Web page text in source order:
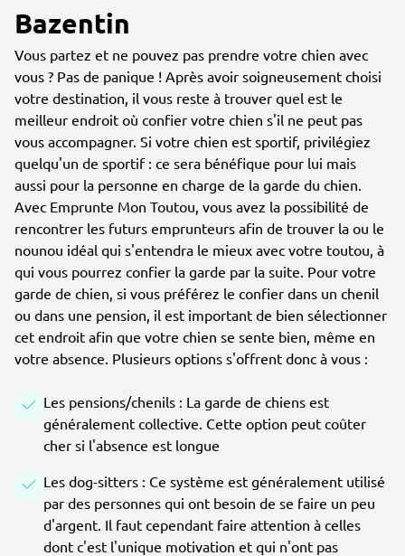
Bazentin
Vous partez et ne pouvez pas prendre votre chien avec
vous ? Pas de panique ! Après avoir soigneusement choisi
votre destination, il vous reste à trouver quel est le
meilleur endroit où confier votre chien s'il ne peut pas
vous accompagner. Si votre chien est sportif, privilégiez
quelqu'un de sportif : ce sera bénéfique pour lui mais
aussi pour la personne en charge de la garde du chien.
Avec Emprunte Mon Toutou, vous avez la possibilité de
rencontrer les futurs emprunteurs afin de trouver la ou le
nounou idéal qui s'entendra le mieux avec votre toutou, à
qui vous pourrez confier la garde par la suite. Pour votre
garde de chien, si vous préférez le confier dans un chenil
ou dans une pension, il est important de bien sélectionner
cet endroit afin que votre chien se sente bien, même en
votre absence. Plusieurs options s'offrent donc à vous :
Les pensions/chenils : La garde de chiens est
généralement collective. Cette option peut coûter
cher si l'absence est longue
Les dog-sitters : Ce système est généralement utilisé
par des personnes qui ont besoin de se faire un peu
d'argent. Il faut cependant faire attention à celles
dont c'est l'unique motivation et qui n'ont pas